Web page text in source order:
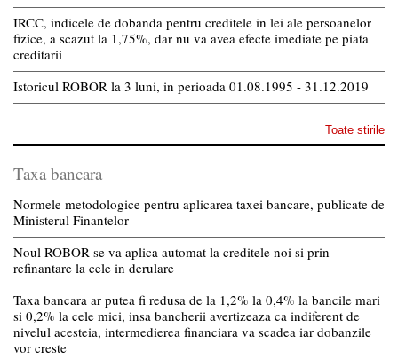
IRCC, indicele de dobanda pentru creditele in lei ale persoanelor
fizice, a scazut la 1,75%, dar nu va avea efecte imediate pe piata
creditarii
Istoricul ROBOR la 3 luni, in perioada 01.08.1995 - 31.12.2019
Toate stirile
Taxa bancara
Normele metodologice pentru aplicarea taxei bancare, publicate de
Ministerul Finantelor
Noul ROBOR se va aplica automat la creditele noi si prin
refinantare la cele in derulare
Taxa bancara ar putea fi redusa de la 1,2% la 0,4% la bancile mari
si 0,2% la cele mici, insa bancherii avertizeaza ca indiferent de
nivelul acesteia, intermedierea financiara va scadea iar dobanzile
vor creste